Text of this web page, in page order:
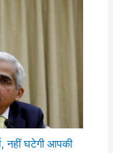
नहीं घटेगी आपकी